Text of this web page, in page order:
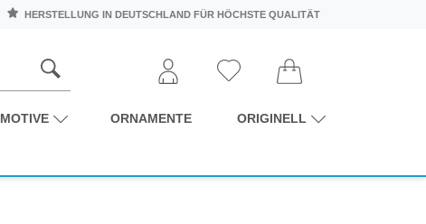
HERSTELLUNG IN DEUTSCHLAND FÜR HÖCHSTE QUALITÄT
MOTIVE ORNAMENTE ORIGINELL